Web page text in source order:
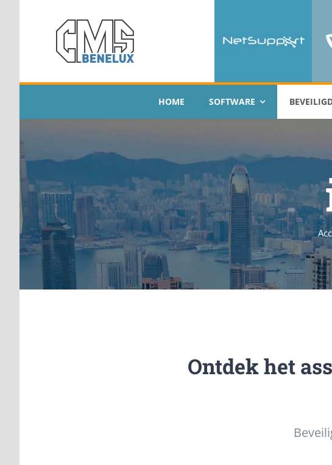
HOME SOFTWARE
Ontdek het